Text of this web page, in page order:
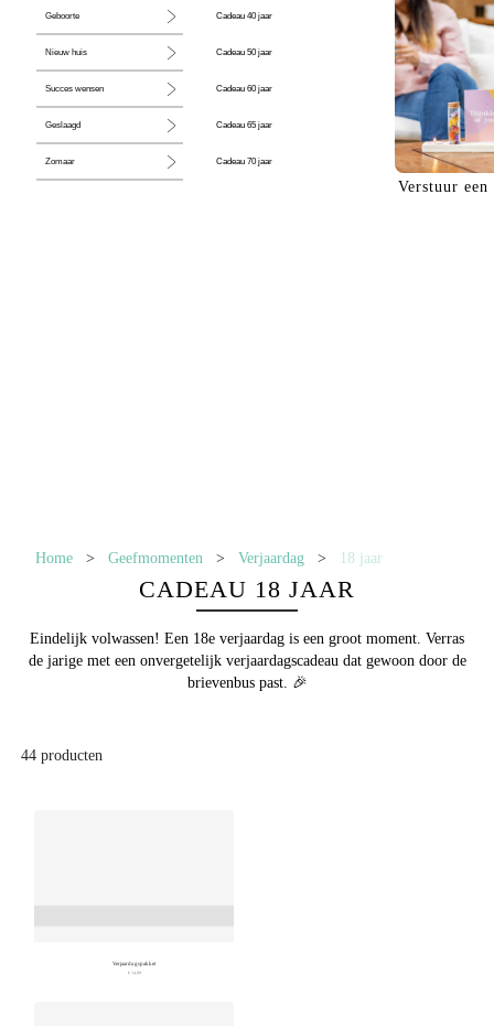
Geboorte
Nieuw huis
Succes wensen
Geslaagd
Zomaar
Cadeau 40 jaar
Cadeau 50 jaar
Cadeau 60 jaar
Cadeau 65 jaar
Cadeau 70 jaar
Verstuur een
Home > Geefmomenten > Verjaardag > 18 jaar
CADEAU 18 JAAR
Eindelijk volwassen! Een 18e verjaardag is een groot moment. Verras
de jarige met een onvergetelijk verjaardagscadeau dat gewoon door de
brievenbus past. 🎉
44 producten
Verjaardagspakket
€ 14,99